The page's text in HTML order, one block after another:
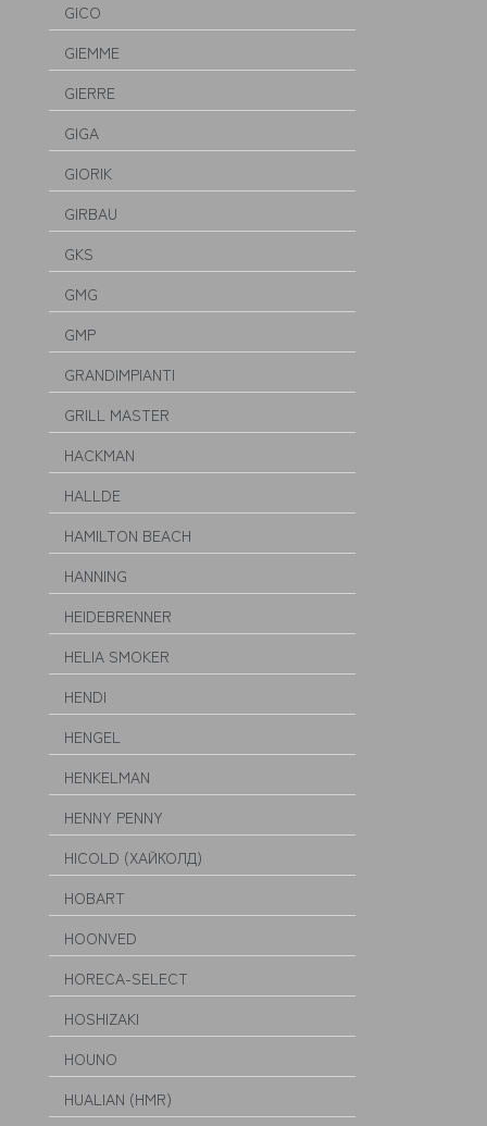
GICO
GIEMME
GIERRE
GIGA
GIORIK
GIRBAU
GKS
GMG
GMP
GRANDIMPIANTI
GRILL MASTER
HACKMAN
HALLDE
HAMILTON BEACH
HANNING
HEIDEBRENNER
HELIA SMOKER
HENDI
HENGEL
HENKELMAN
HENNY PENNY
HICOLD (ХАЙКОЛД)
HOBART
HOONVED
HORECA-SELECT
HOSHIZAKI
HOUNO
HUALIAN (HMR)